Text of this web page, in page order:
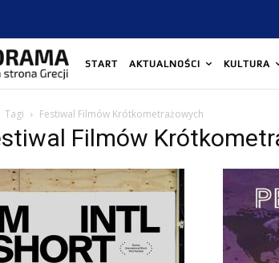
START AKTUALNOŚCI KULTURA
Tagi Festiwal Filmów Krótkometrażowych
Filmów